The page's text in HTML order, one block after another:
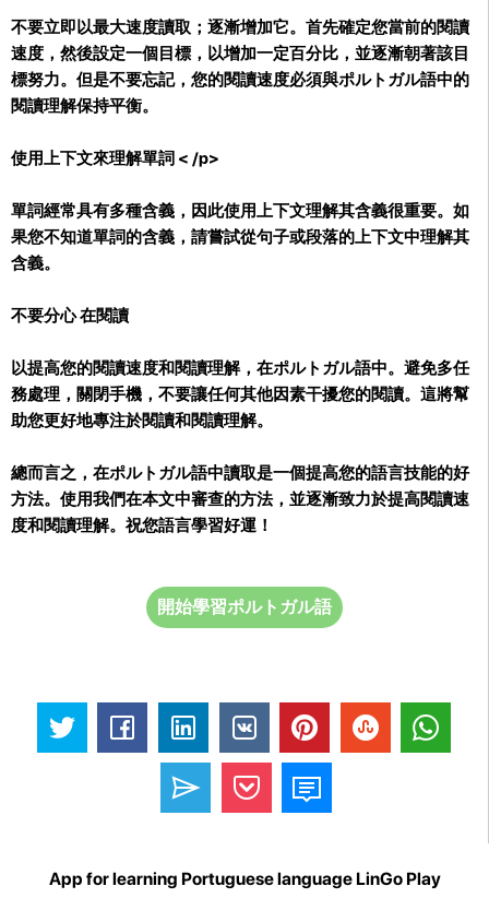
不要立即以最大速度讀取；逐漸增加它。首先確定您當前的閱讀
速度，然後設定一個目標，以增加一定百分比，並逐漸朝著該目
標努力。但是不要忘記，您的閱讀速度必須與ポルトガル語中的
閱讀理解保持平衡。
使用上下文來理解單詞 < /p>
單詞經常具有多種含義，因此使用上下文理解其含義很重要。如
果您不知道單詞的含義，請嘗試從句子或段落的上下文中理解其
含義。
不要分心 在閱讀
以提高您的閱讀速度和閱讀理解，在ポルトガル語中。避免多任
務處理，關閉手機，不要讓任何其他因素干擾您的閱讀。這將幫
助您更好地專注於閱讀和閱讀理解。
總而言之，在ポルトガル語中讀取是一個提高您的語言技能的好
方法。使用我們在本文中審查的方法，並逐漸致力於提高閱讀速
度和閱讀理解。祝您語言學習好運！
開始學習ポルトガル語
App for learning Portuguese language LinGo Play